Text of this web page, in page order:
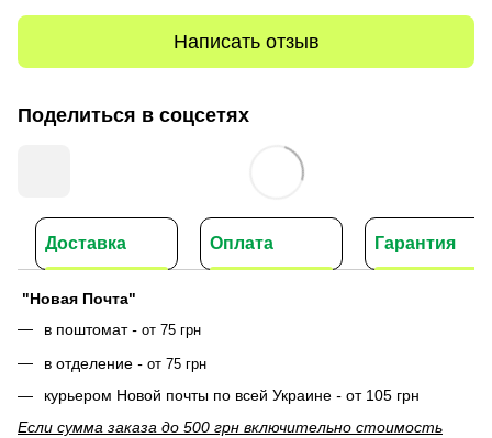
Написать отзыв
Поделиться в соцсетях
Доставка Оплата Гарантия
"Новая Почта"
в поштомат- от 75 грн
в отделение - от 75 грн
курьером Новой почты по всей Украине - от 105 грн
Если сумма заказа до 500 грн включительно стоимость